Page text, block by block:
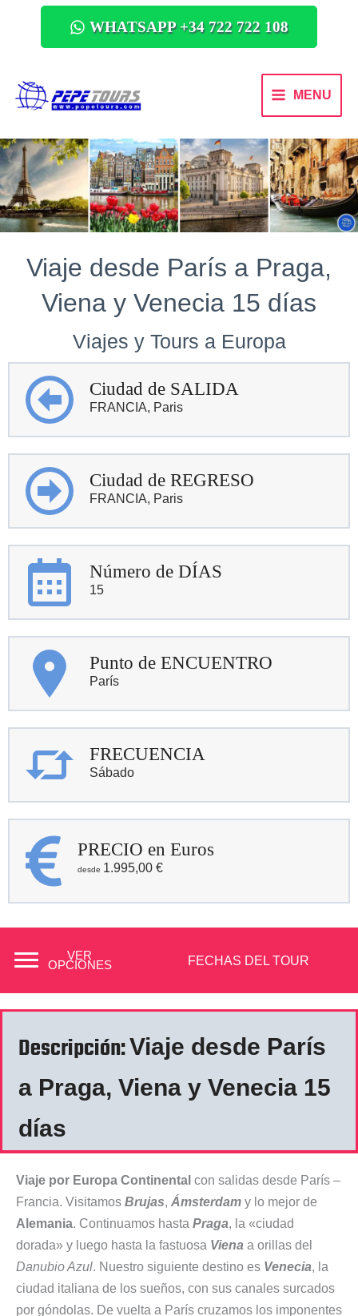
WHATSAPP +34 722 722 108
MENU
Viaje desde París a Praga,
Viena y Venecia 15 días
Viajes y Tours a Europa
Ciudad de SALIDA
FRANCIA, Paris
Ciudad de REGRESO
FRANCIA, Paris
Número de DÍAS
15
Punto de ENCUENTRO
París
FRECUENCIA
Sábado
PRECIO en Euros
1.995,00 €
VER
OPCIONES FECHAS DEL TOUR
Descripción:Viaje desde París
a Praga, Viena y Venecia 15
días
Viaje por Europa Continental con salidas desde París –
Francia. Visitamos Brujas, Ámsterdam y lo mejor de
Alemania. Continuamos hasta Praga, la «ciudad
dorada» y luego hasta la fastuosa Viena a orillas del
Danubio Azul. Nuestro siguiente destino es Venecia, la
ciudad italiana de los sueños, con sus canales surcados
por góndolas. De vuelta a París cruzamos los imponentes